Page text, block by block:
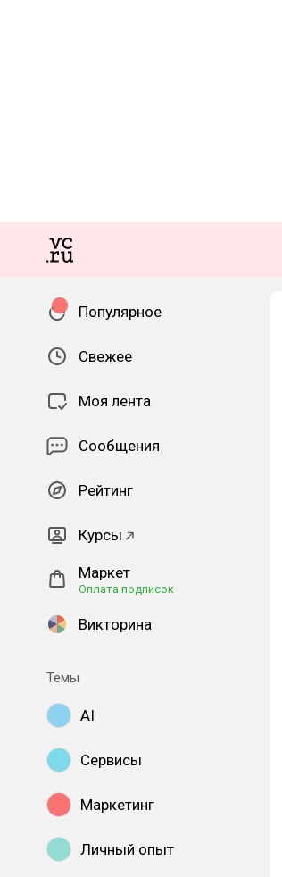
Популярное
Свежее
Моя лента
Сообщения
Рейтинг
Курсы
Маркет
Оплата подписок
Викторина
Темы
AI
Сервисы
Маркетинг
Личный опыт